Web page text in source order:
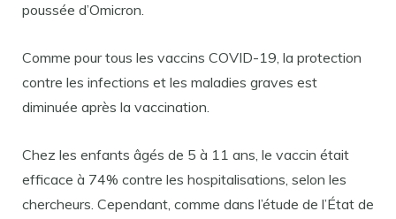
poussée d’Omicron.
Comme pour tous les vaccins COVID-19, la protection
contre les infections et les maladies graves est
diminuée après la vaccination.
Chez les enfants âgés de 5 à 11 ans, le vaccin était
efficace à 74% contre les hospitalisations, selon les
chercheurs. Cependant, comme dans l’étude de l’État de